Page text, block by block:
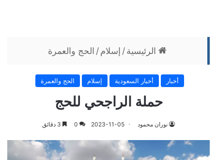
الرئيسية/ إسلام/ الحج والعمرة
أخبار أخبار السعودية إسلام الحج والعمرة
حملة الراجحي للحج
نوران محمود 2023-11-05
0